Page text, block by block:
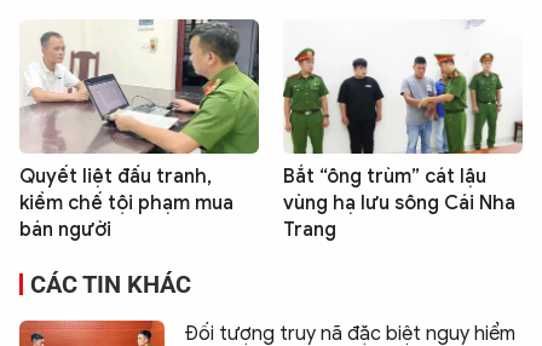
Quyết liệt đấu tranh,
kiềm chế tội phạm mua
bán người
Bắt “ông trùm” cát lậu
vùng hạ lưu sông Cái Nha
Trang
CÁC TIN KHÁC
Đối tượng truy nã đặc biệt nguy hiểm